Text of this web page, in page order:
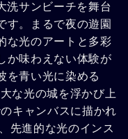
洗サンビーチを舞台
す。まるで夜の遊園
な光のアートと多彩
か味わえない体験が
を青い光に染める
な光の城を浮かび上
キャンバスに描かれ
先進的な光のインス